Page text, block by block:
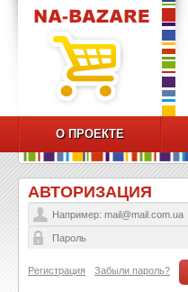
О ПРОЕКТЕ
АВТОРИЗАЦИЯ
Забыли пароль?
Регистрация